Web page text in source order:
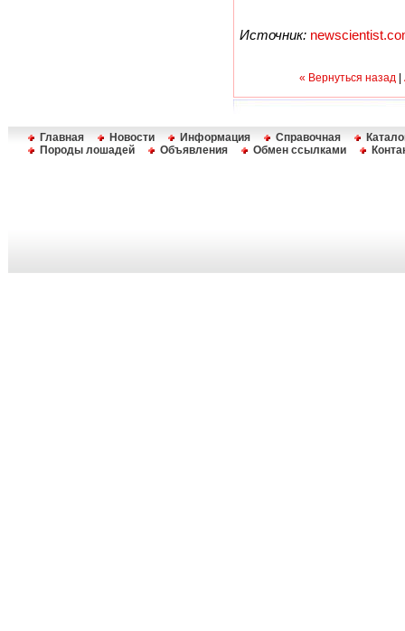
Источник:
« Вернуться назад
Главная Новости Информация Справочная
Породы лошадей
Объявления Обмен ссылками